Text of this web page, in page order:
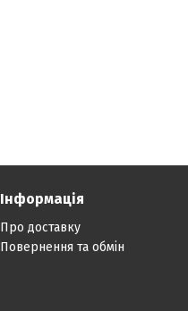
Інформація
Про доставку
Повернення та обмін